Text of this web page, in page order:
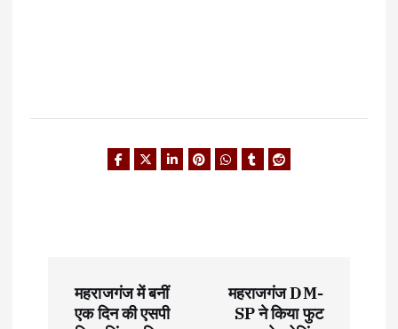
महराजगंज में बनीं
एक दिन की एसपी
महराजगंज DM-
SP ने किया फुट